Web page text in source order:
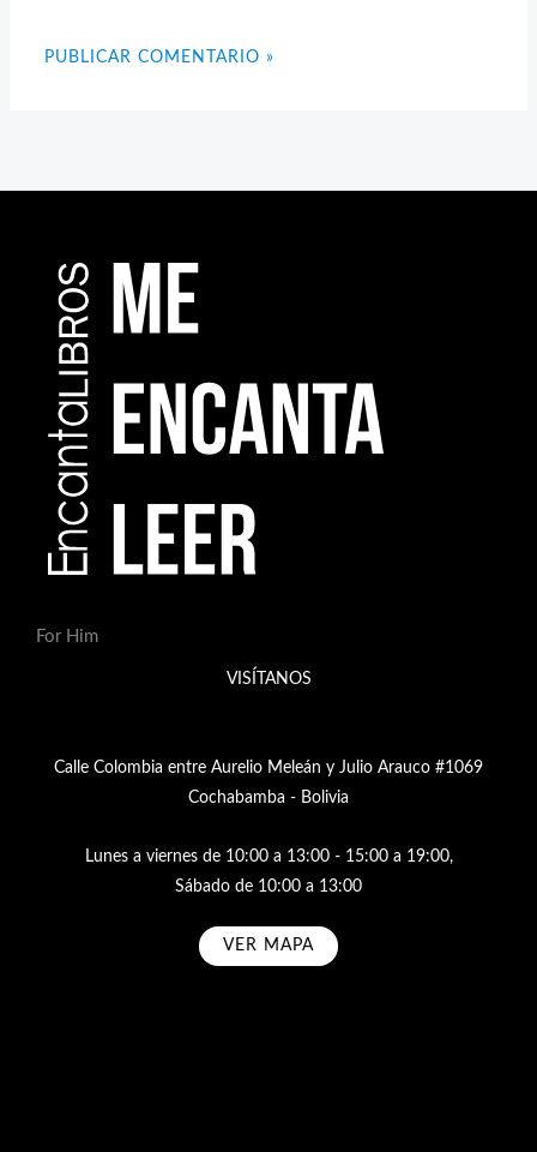
For Him
VISÍTANOS
Calle Colombia entre Aurelio Meleán y Julio Arauco #1069
Cochabamba - Bolivia
Lunes a viernes de 10:00 a 13:00 - 15:00 a 19:00,
Sábado de 10:00 a 13:00
VER MAPA